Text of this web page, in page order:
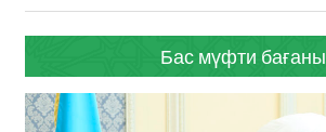
Post:
Бас мүфти бағаны